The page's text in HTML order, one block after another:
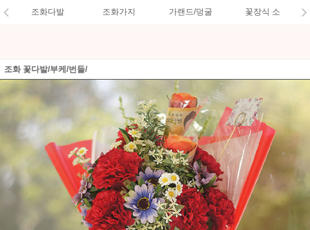
조화다발 조화가지 가랜드/덩굴 꽃장식 소
조화 꽃다발/부케/번들/